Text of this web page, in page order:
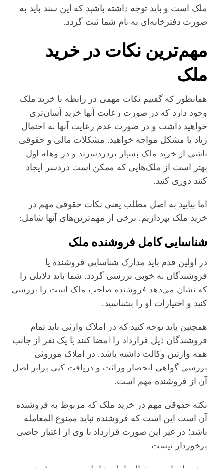
ملک است و باید توجه داشته باشید که این سند باید به
صورت دفترخانه‌ای به نام شما ثبت گردد.
مهم‌ترین نکات در خرید
ملک
همانطور که گفتیم نکات مهمی در رابطه با خرید ملک
وجود دارد که در صورت رعایت آنها خرید آسان‌تری
خواهید داشت و در صورت عدم رعایت آنها به احتمال
زیاد با مشکل مواجه خواهید. مشکلات مالی و حقوقی
ناشی از خرید ملک بسیار پردردسرند و در وهله اول
بهتر است از ملک‌هایی که ممکن است دردسر ایجاد
کنند دوری کنید.
اما بیایید به اصل مطلب یعنی نکات حقوقی مهم در
خرید ملک بپردازیم. برخی از مهم‌ترین‌های آنها شامل:
شناسایی کامل فروشنده ملک
در اولین قدم باید مدارک شناسایی فروشنده یا
فروشندگان به خوبی بررسی گردد. شما باید دلایلی را
که نشان می‌دهد فروشنده صاحب ملک است را بررسی
کنید و اختیارات او را بشناسید.
همچنین باید توجه کنید که در املاک وارثی باید تمام
فروشندگان ذیل قرارداد را امضا کنند یا یک نفر از جانب
همه وارثین وکالت داشته باشد. در املاک موروثی
بررسی گواهی انحصار وراثت و دریافت کپی برابر اصل
آن از فروشنده مهم است.
نکته حقوقی مهم در خرید ملک که مربوط به فروشنده
آن است این است که فروشنده نباید ممنوع المعامله
باشد؛ در غیر این صورت قرارداد با وی از اعتبار خاصی
برخوردار نیست.